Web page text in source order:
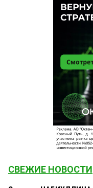
СВЕЖИЕ НОВОСТИ